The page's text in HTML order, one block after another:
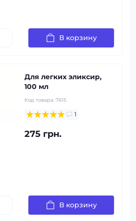
В корзину
Для легких эликсир,
100 мл
Код товара: 7615
1
275 грн.
В корзину